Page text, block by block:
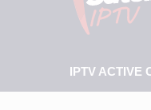
IPTV ACTIVE